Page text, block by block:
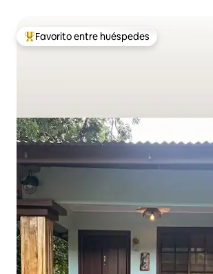
De los mejores en Favorito entre huéspedes
Favorito entre huéspedes